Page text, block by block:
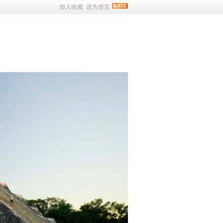
加入收藏 设为首页